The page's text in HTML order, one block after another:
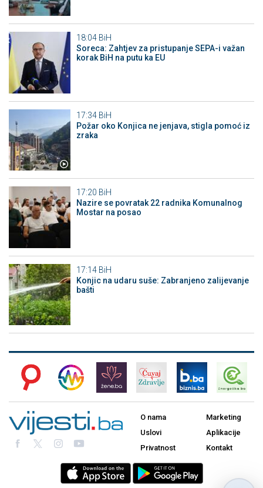
18:04 BiH
Soreca: Zahtjev za pristupanje SEPA-i važan
korak BiH na putu ka EU
17:34 BiH
Požar oko Konjica ne jenjava, stigla pomoć iz
zraka
17:20 BiH
Nazire se povratak 22 radnika Komunalnog
Mostar na posao
17:14 BiH
Konjic na udaru suše: Zabranjeno zalijevanje
bašti
O nama
Uslovi
Privatnost
Marketing
Aplikacije
Kontakt